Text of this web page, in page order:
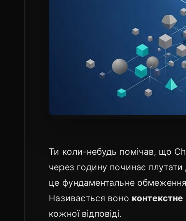
Ти коли-небудь помічав, що
через годину починає
це фундаментальне
Називається воно контекстне
кожної відповіді.